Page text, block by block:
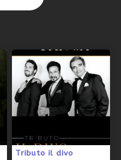
Tributo il divo